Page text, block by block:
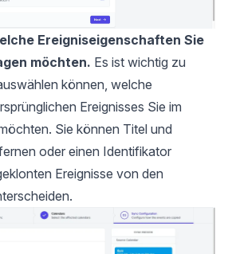
Ereigniseigenschaften Sie
möchten. Es ist wichtig zu
können, welche
Ereignisses Sie im
Sie können Titel und
oder einen Identifikator
Ereignisse von den